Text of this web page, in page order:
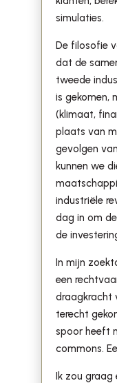
simulaties.
De filosofie
dat de
tweede
is gekomen,
(klimaat,
plaats van
gevolgen
kunnen we
industriële
dag in om
de
In mijn
een
draagkracht
terecht
spoor heeft
commons.
Ik zou graag